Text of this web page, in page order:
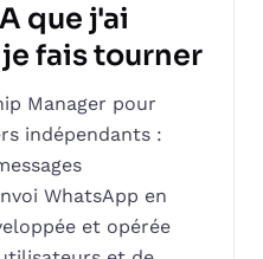
que j'ai
fais tourner
Manager pour
indépendants :
WhatsApp en
et opérée